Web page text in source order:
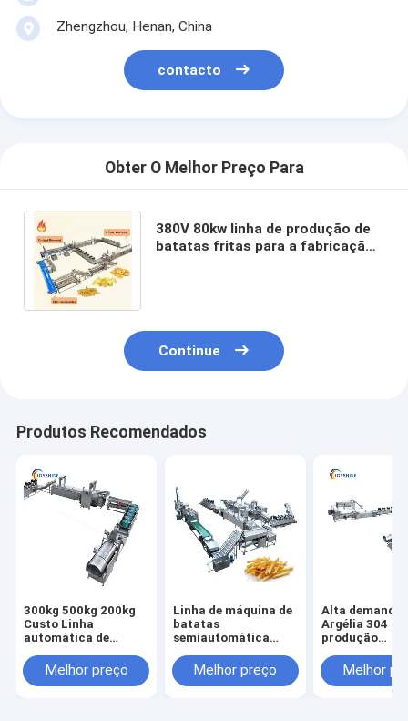
Zhengzhou, Henan, China
contacto
Obter O Melhor Preço Para
380V 80kw linha de produção de
batatas fritas para a fabricação
Continue
Produtos Recomendados
300kg 500kg 200kg
Custo Linha
automática de
fritas precisa de
batatas fritas
Melhor preço
Linha de máquina de
batatas
semiautomática
batatas fritas de
mandioca grossas e
Melhor preço
Alta demanda
Argélia 304
produção
batatas fritas
congeladas
Melhor